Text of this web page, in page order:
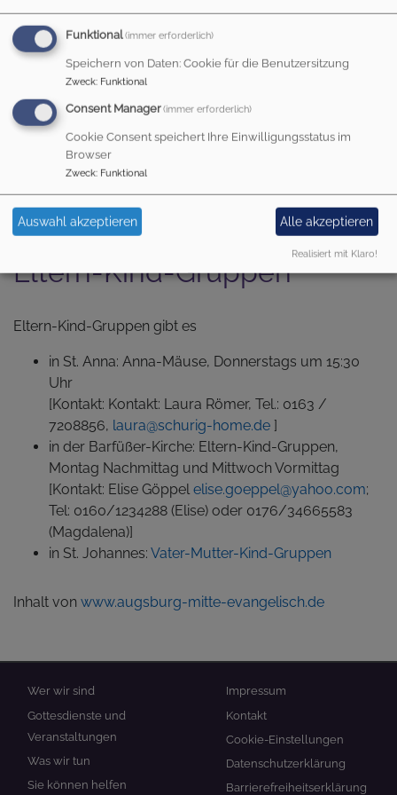
ELTERN-KIND-
GRUPPEN
Eltern-Kind-Gruppen
Eltern-Kind-Gruppen gibt es
in St. Anna: Anna-Mäuse, Donnerstags um 15:30
Uhr
[Kontakt: Kontakt: Laura Römer, Tel.: 0163 /
7208856, laura@schurig-home.de ]
in der Barfüßer-Kirche: Eltern-Kind-Gruppen,
Montag Nachmittag und Mittwoch Vormittag
[Kontakt: Elise Göppelelise.goeppel@yahoo.com;
Tel: 0160/1234288 (Elise) oder 0176/34665583
(Magdalena)]
in St. Johannes: Vater-Mutter-Kind-Gruppen
Inhalt von www.augsburg-mitte-evangelisch.de
Hauptnavigation
Wer wir sind
Gottesdienste und
Veranstaltungen
Was wir tun
Sie können helfen
Fußbereichsmenü
Impressum
Kontakt
Cookie-Einstellungen
Datenschutzerklärung
Barrierefreiheitserklärung
Funktional(immer erforderlich)
Speichern von Daten: Cookie für die Benutzersitzung
Zweck: Funktional
Consent Manager(immer erforderlich)
Cookie Consent speichert Ihre Einwilligungsstatus im
Browser
Zweck: Funktional
Auswahl akzeptieren Alle akzeptieren
Realisiert mit Klaro!